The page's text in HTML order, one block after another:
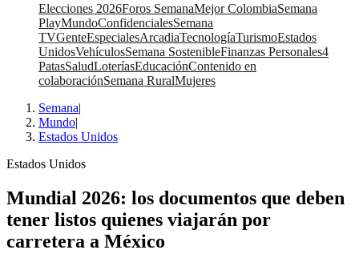
Elecciones 2026Foros SemanaMejor ColombiaSemana
PlayMundoConfidencialesSemana
TVGenteEspecialesArcadiaTecnologíaTurismoEstados
UnidosVehículosSemana SostenibleFinanzas Personales4
PatasSaludLoteríasEducaciónContenido en
colaboraciónSemana RuralMujeres
Semana|
Mundo|
Estados Unidos
Estados Unidos
Mundial 2026: los documentos que deben
tener listos quienes viajarán por
carretera a México